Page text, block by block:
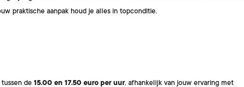
praktische aanpak houd je alles in topconditie.
de 15.00 en 17.50 euro per uur, afhankelijk van jouw ervaring met